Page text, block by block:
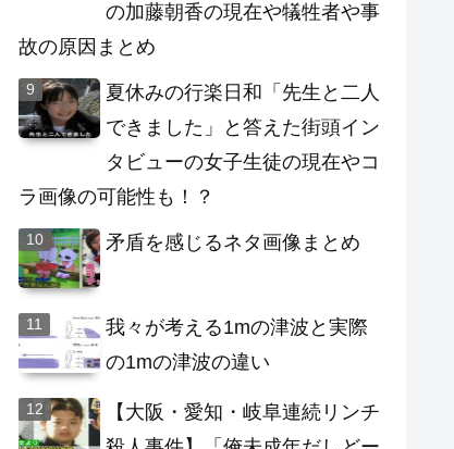
の加藤朝香の現在や犠牲者や事
故の原因まとめ
夏休みの行楽日和「先生と二人
できました」と答えた街頭イン
タビューの女子生徒の現在やコ
ラ画像の可能性も！？
矛盾を感じるネタ画像まとめ
我々が考える1mの津波と実際
の1mの津波の違い
【大阪・愛知・岐阜連続リンチ